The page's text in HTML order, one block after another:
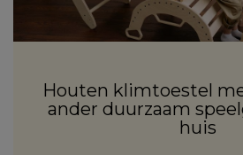
Houten klimtoestel
ander duurzaam
huis